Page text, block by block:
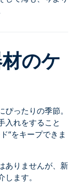
のケ
ったりの季節。
入れをすること
”をキープできま
ありませんが、新
ます。